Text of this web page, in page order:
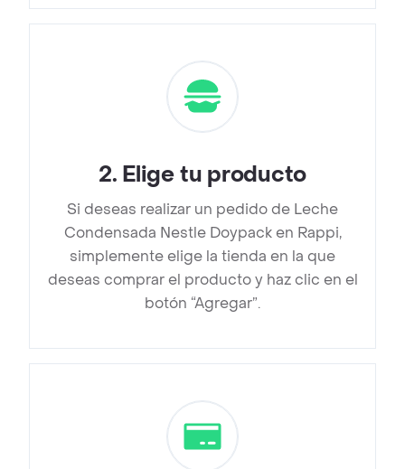
2. Elige tu producto
Si deseas realizar un pedido de Leche
Condensada Nestle Doypack en Rappi,
simplemente elige la tienda en la que
deseas comprar el producto y haz clic en el
botón “Agregar”.